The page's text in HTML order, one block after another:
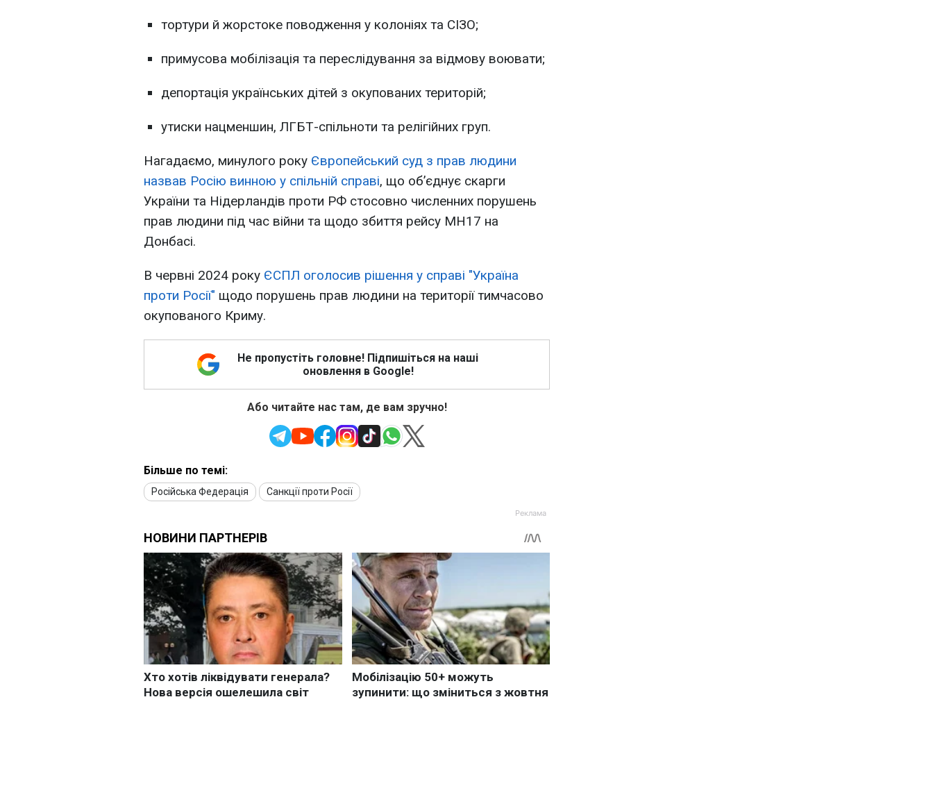
тортури й жорстоке поводження у колоніях та СІЗО;
примусова мобілізація та переслідування за відмову воювати;
депортація українських дітей з окупованих територій;
утиски нацменшин, ЛГБТ-спільноти та релігійних груп.
Нагадаємо, минулого року Європейський суд з прав людини
назвав Росію винною у спільній справі, що об’єднує скарги
України та Нідерландів проти РФ стосовно численних порушень
прав людини під час війни та щодо збиття рейсу MH17 на
Донбасі.
В червні 2024 року ЄСПЛ оголосив рішення у справі "Україна
проти Росії" щодо порушень прав людини на території тимчасово
окупованого Криму.
Не пропустіть головне! Підпишіться на наші
оновлення в Google!
Або читайте нас там, де вам зручно!
Більше по темі:
Російська Федерація Санкції проти Росії